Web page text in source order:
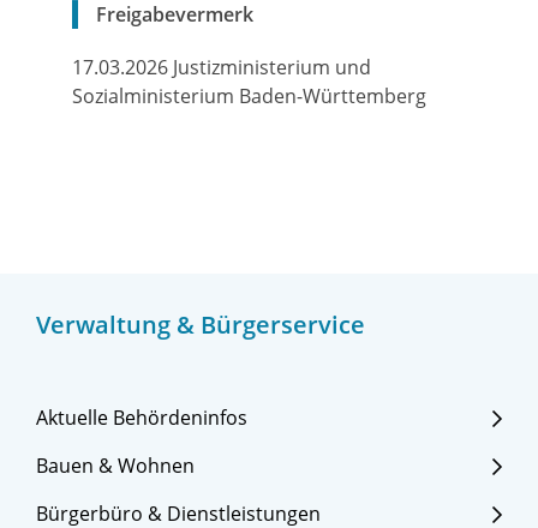
Verwaltung & Bürgerservice
Aktuelle Behördeninfos
Bauen & Wohnen
Bürgerbüro & Dienstleistungen
Freigabevermerk
17.03.2026 Justizministerium und
Sozialministerium Baden-Württemberg